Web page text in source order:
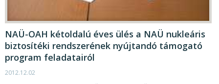
NAÜ-OAH kétoldalú éves ülés a NAÜ nukleáris
biztosítéki rendszerének nyújtandó támogató
program feladatairól
2012.12.02